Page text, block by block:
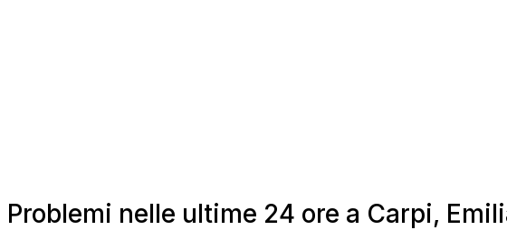
Problemi nelle ultime 24 ore a Carpi,